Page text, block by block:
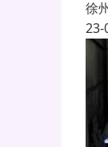
徐
23-